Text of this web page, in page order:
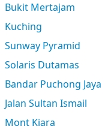
Bukit Mertajam
Kuching
Sunway Pyramid
Solaris Dutamas
Bandar Puchong Jaya
Jalan Sultan Ismail
Mont Kiara